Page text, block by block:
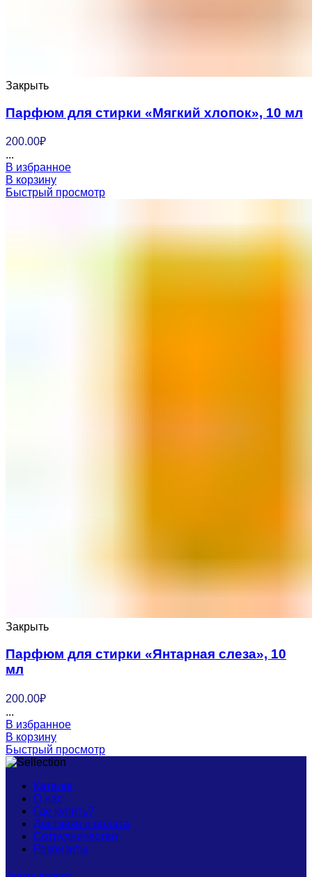
Закрыть
Парфюм для стирки «Мягкий хлопок», 10 мл
200.00₽
...
В избранное
В корзину
Быстрый просмотр
Закрыть
Парфюм для стирки «Янтарная слеза», 10
мл
200.00₽
...
В избранное
В корзину
Быстрый просмотр
Каталог
О нас
Где купить?
Доставка и оплата
Сотрудничество
Реквизиты